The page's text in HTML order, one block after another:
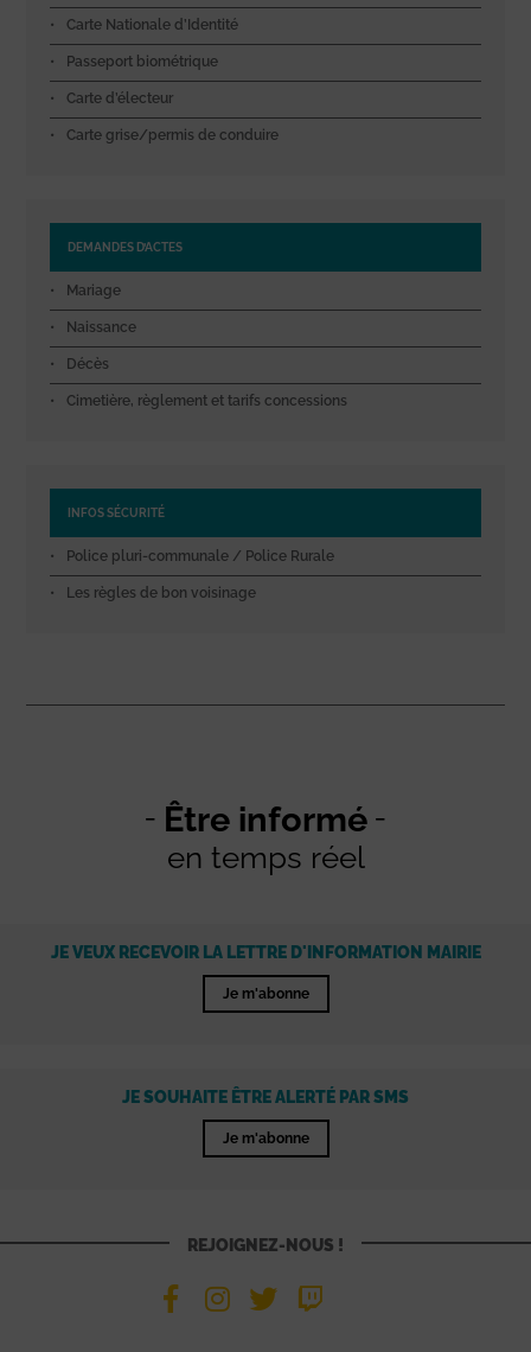
Carte Nationale d’Identité
Passeport biométrique
Carte d’électeur
Carte grise/permis de conduire
DEMANDES D’ACTES
Mariage
Naissance
Décès
Cimetière, règlement et tarifs concessions
INFOS SÉCURITÉ
Police pluri-communale / Police Rurale
Les règles de bon voisinage
Être informé
en temps réel
JE VEUX RECEVOIR LA LETTRE D'INFORMATION MAIRIE
Je m'abonne
JE SOUHAITE ÊTRE ALERTÉ PAR SMS
Je m'abonne
REJOIGNEZ-NOUS !